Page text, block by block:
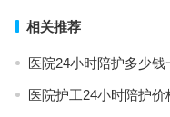
相关推荐
医院24小时陪护多少钱
医院护工24小时陪护价